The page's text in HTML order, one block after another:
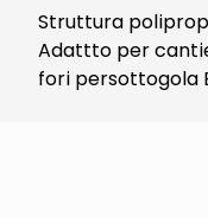
Struttura
Adattto per
fori persottogola